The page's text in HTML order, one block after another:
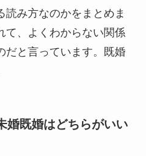
読み方なのかをまとめま
て、よくわからない関係
だと言っています。既婚
婚既婚はどちらがいい